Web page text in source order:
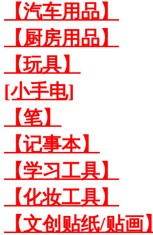
【汽车用品】
【厨房用品】
【玩具】
[小手电]
【笔】
【记事本】
【学习工具】
【化妆工具】
【文创贴纸/贴画】